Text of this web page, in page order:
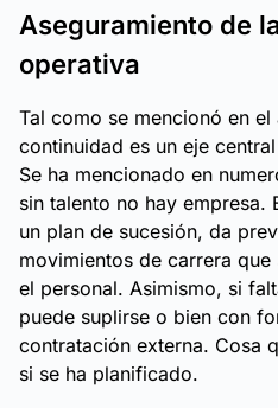
Aseguramiento de
operativa
Tal como se mencionó en
continuidad es un eje
Se ha mencionado en
sin talento no hay empresa.
un plan de sucesión, da
movimientos de carrera
el personal. Asimismo, si
puede suplirse o bien con
contratación externa. Cosa
si se ha planificado.